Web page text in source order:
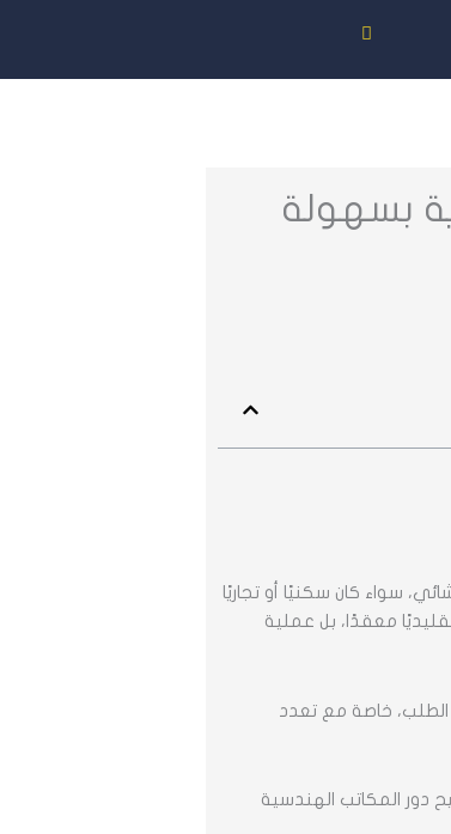
بسهولة
سواء كان سكنيًا أو تجاريًا
معقدًا، بل عملية
الطلب، خاصة مع تعدد
دور المكاتب الهندسية